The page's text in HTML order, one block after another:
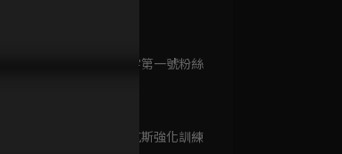
第13集 天字第一號粉絲
第14集 艾克斯強化訓練
後浪